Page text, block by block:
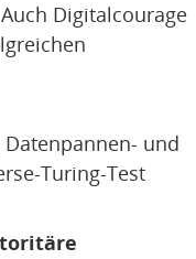
Digitalcourage
und
Turing-Test